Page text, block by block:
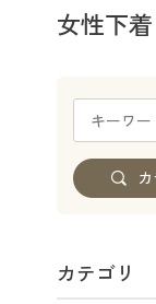
女性下着
カテゴリ